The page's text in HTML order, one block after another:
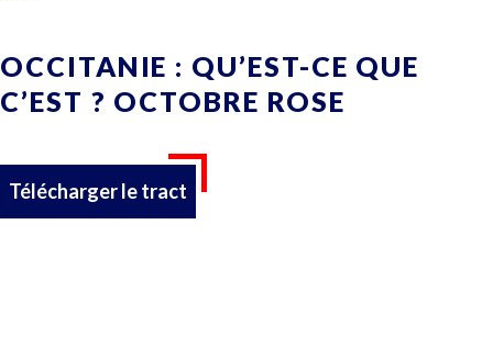
OCCITANIE : QU’EST-CE QUE
C’EST ? OCTOBRE ROSE
Télécharger le tract